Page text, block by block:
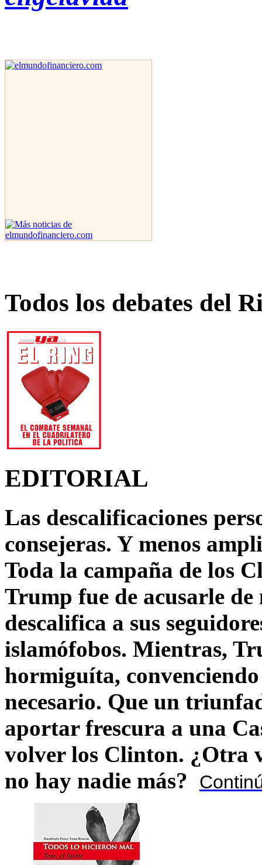
Todos los debates del
EDITORIAL
Las descalificaciones
consejeras. Y menos
Toda la campaña de los
Trump fue de acusarle
descalifica a sus
islamófobos. Mientras,
hormiguíta,
necesario. Que un
aportar frescura a una
volver los Clinton. ¿Otra
no hay nadie más?